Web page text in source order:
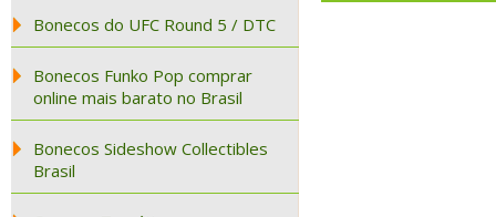
Bonecos do UFC Round 5 / DTC
Bonecos Funko Pop comprar
online mais barato no Brasil
Bonecos Sideshow Collectibles
Brasil